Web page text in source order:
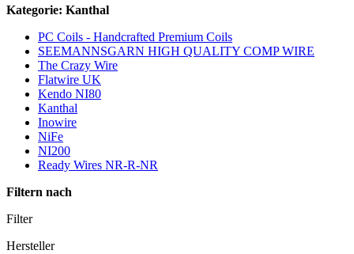
Kategorie: Kanthal
PC Coils - Handcrafted Premium Coils
SEEMANNSGARN HIGH QUALITY COMP WIRE
The Crazy Wire
Flatwire UK
Kendo NI80
Kanthal
Inowire
NiFe
NI200
Ready Wires NR-R-NR
Filtern nach
Filter
Hersteller